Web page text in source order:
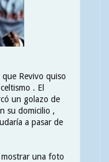
Revivo quiso
. El
un golazo de
su domicilio ,
a pasar de
mostrar una foto